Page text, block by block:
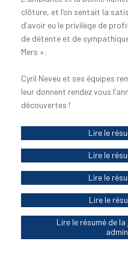
clôture, et l’on sentait la
d’avoir eu le privilège de
de détente et de
Mers ».
Cyril Neveu et ses équipes
leur donnent rendez vous
découvertes !
Lire le
Lire le
Lire le
Lire le
Lire le résumé de